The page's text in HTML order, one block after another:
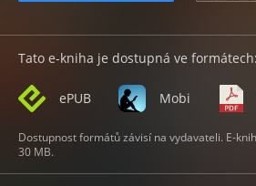
Tato e-kniha je dostupná ve formátech:
ePUB Mobi
Dostupnost formátů závisí na vydavateli. E-
30 MB.